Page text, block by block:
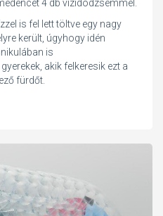
4 db vízidodzsemmel.
is fel lett töltve egy nagy
került, úgyhogy idén
is
akik felkeresik ezt a
fürdőt.